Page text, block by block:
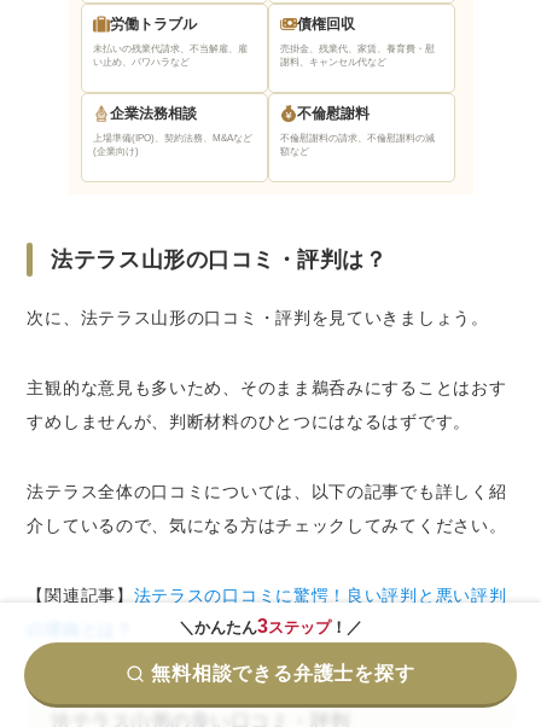
労働トラブル
未払いの残業代請求、不当解雇、雇
い止め、パワハラなど
債権回収
売掛金、残業代、家賃、養育費・慰
謝料、キャンセル代など
企業法務相談
上場準備(IPO)、契約法務、M&Aなど
(企業向け)
不倫慰謝料
不倫慰謝料の請求、不倫慰謝料の減
額など
法テラス山形の口コミ・評判は？
次に、法テラス山形の口コミ・評判を見ていきましょう。
主観的な意見も多いため、そのまま鵜呑みにすることはおす
すめしませんが、判断材料のひとつにはなるはずです。
法テラス全体の口コミについては、以下の記事でも詳しく紹
介しているので、気になる方はチェックしてみてください。
【関連記事】 法テラスの口コミに驚愕！良い評判と悪い評判
＼かんたん3ステップ！／
無料相談できる弁護士を探す